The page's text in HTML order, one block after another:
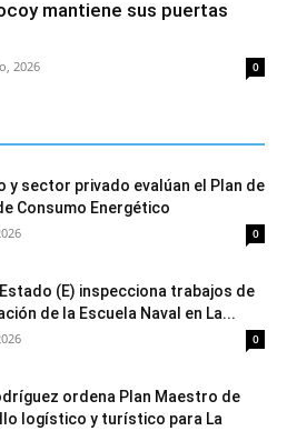
mantiene sus puertas
2026 0
y sector privado evalúan el Plan de
Consumo Energético
0
(E) inspecciona trabajos de
de la Escuela Naval en La...
0
ordena Plan Maestro de
logístico y turístico para La